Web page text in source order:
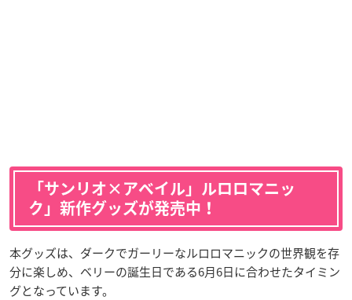
「サンリオ×アベイル」ルロロマニッ
ク」新作グッズが発売中！
本グッズは、ダークでガーリーなルロロマニックの世界観を存
分に楽しめ、ベリーの誕生日である6月6日に合わせたタイミン
グとなっています。